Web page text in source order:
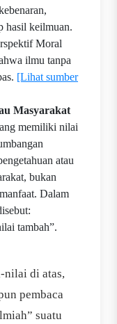
hasil keilmuan.
Moral
ilmu tanpa
[Lihat sumber
Masyarakat
memiliki nilai
atau
bukan
Dalam
tambah”.
nilai di atas,
pembaca
suatu